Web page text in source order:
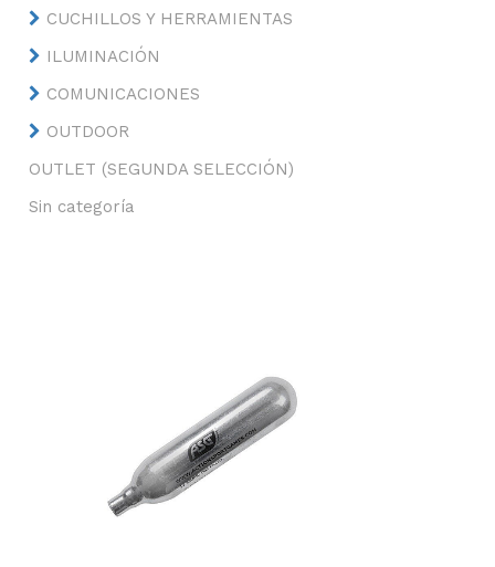
CUCHILLOS Y HERRAMIENTAS
ILUMINACIÓN
COMUNICACIONES
OUTDOOR
OUTLET (SEGUNDA SELECCIÓN)
Sin categoría